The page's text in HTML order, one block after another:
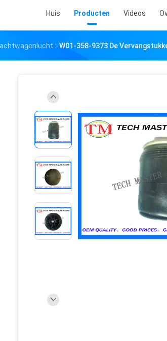
Huis Producten Videos
W01-358-9373 De